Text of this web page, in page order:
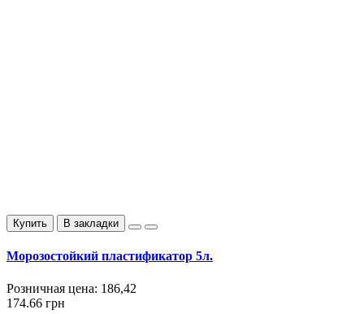
Купить В закладки
Морозостойкий пластификатор 5л.
Розничная цена: 186,42
174.66 грн